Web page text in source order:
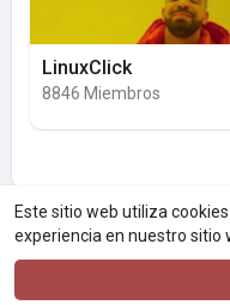
Este sitio web utiliza
experiencia en nuestro sitio
LinuxClick
8846 Miembros